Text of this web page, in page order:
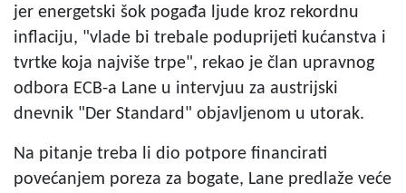
jer energetski šok pogađa ljude kroz rekordnu
inflaciju, "vlade bi trebale poduprijeti kućanstva i
tvrtke koja najviše trpe", rekao je član upravnog
odbora ECB-a Lane u intervjuu za austrijski
dnevnik "Der Standard" objavljenom u utorak.
Na pitanje treba li dio potpore financirati
povećanjem poreza za bogate, Lane predlaže veće